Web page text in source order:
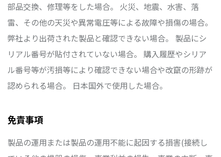
部品交換、修理等をした場合。 火災、地震、水害、落
雷、その他の天災や異常電圧等による故障や損傷の場合。
弊社より出荷された製品と確認できない場合。 製品にシ
リアル番号が貼付されていない場合。 購入履歴やシリア
ル番号等が汚損等により確認できない場合や改竄の形跡が
認められる場合。 日本国外で使用した場合。
免責事項
製品の運用または製品の運用不能に起因する損害(接続し